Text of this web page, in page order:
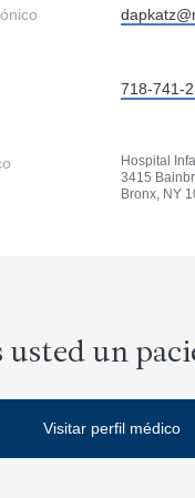
718-741-
Hospital
3415
Bronx, NY
usted un
Visitar perfil médico